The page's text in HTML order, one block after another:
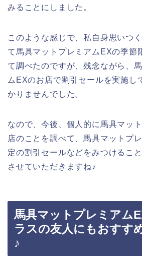
みることにしました。
このような感じで、私自身思いつ
て馬具マットプレミアムEXの季節
て調べたのですが、残念ながら、
ムEXのお店で割引セールを実施し
かりませんでした。
なので、今後、個人的に馬具マッ
店のことを調べて、馬具マットプ
定の割引セールなどをみつけるこ
させていただきますね♪
馬具マットプレミアム
ラスの友人にもおすす
♪